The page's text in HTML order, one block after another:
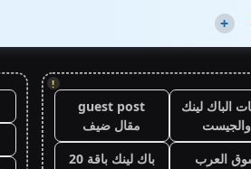
+
!
الباك لينك
والجيست
guest post
مقال ضيف
العرب
باك لينك باقة 20